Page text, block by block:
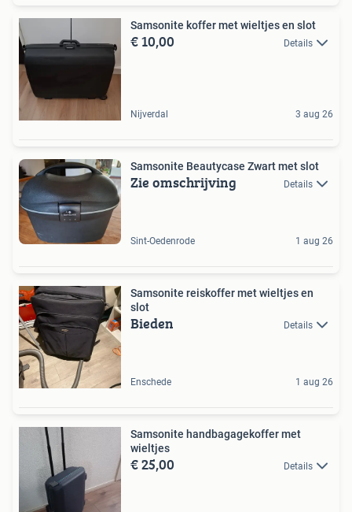
Samsonite koffer met wieltjes en slot
€ 10,00 Details
Nijverdal 3 aug 26
Samsonite Beautycase Zwart met slot
Zie omschrijving Details
Sint-Oedenrode 1 aug 26
Samsonite reiskoffer met wieltjes en
slot
Bieden Details
Enschede 1 aug 26
Samsonite handbagagekoffer met
wieltjes
€ 25,00 Details